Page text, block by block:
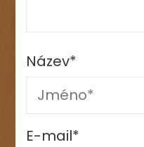
Název*
E-mail*